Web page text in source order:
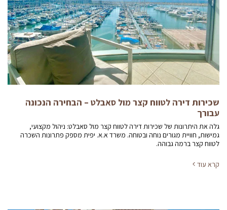
שכירות דירה לטווח קצר מול סאבלט – הבחירה הנכונה
עבורך
גלה את היתרונות של שכירות דירה לטווח קצר מול סאבלט: ניהול מקצועי,
גמישות, חוויית מגורים נוחה ובטוחה. משרד א.א. יפית מספק פתרונות השכרה
לטווח קצר ברמה גבוהה.
קרא עוד